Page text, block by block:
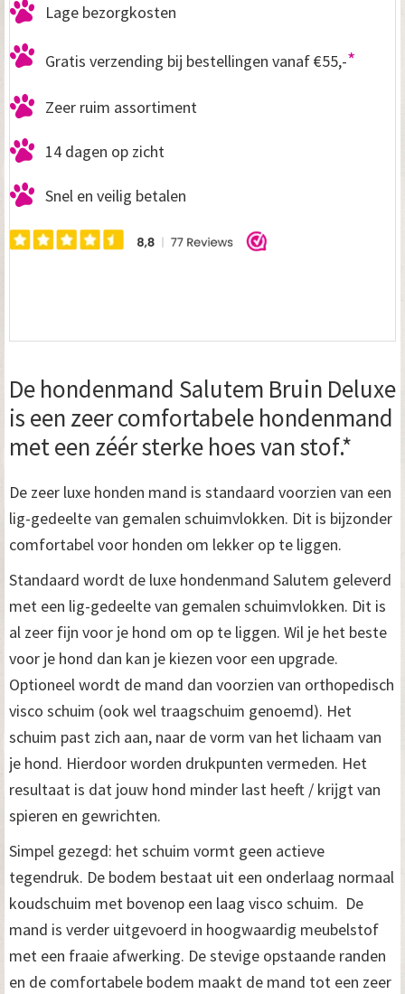
Lage bezorgkosten
Gratis verzending bij bestellingen vanaf €55,-*
Zeer ruim assortiment
14 dagen op zicht
Snel en veilig betalen
De hondenmand Salutem Bruin Deluxe
is een zeer comfortabele hondenmand
met een zéér sterke hoes van stof.*
De zeer luxe honden mand is standaard voorzien van een
lig-gedeelte van gemalen schuimvlokken. Dit is bijzonder
comfortabel voor honden om lekker op te liggen.
Standaard wordt de luxe hondenmand Salutem geleverd
met een lig-gedeelte van gemalen schuimvlokken. Dit is
al zeer fijn voor je hond om op te liggen. Wil je het beste
voor je hond dan kan je kiezen voor een upgrade.
Optioneel wordt de mand dan voorzien van orthopedisch
visco schuim (ook wel traagschuim genoemd). Het
schuim past zich aan, naar de vorm van het lichaam van
je hond. Hierdoor worden drukpunten vermeden. Het
resultaat is dat jouw hond minder last heeft / krijgt van
spieren en gewrichten.
Simpel gezegd: het schuim vormt geen actieve
tegendruk. De bodem bestaat uit een onderlaag normaal
koudschuim met bovenop een laag visco schuim. De
mand is verder uitgevoerd in hoogwaardig meubelstof
met een fraaie afwerking. De stevige opstaande randen
en de comfortabele bodem maakt de mand tot een zeer